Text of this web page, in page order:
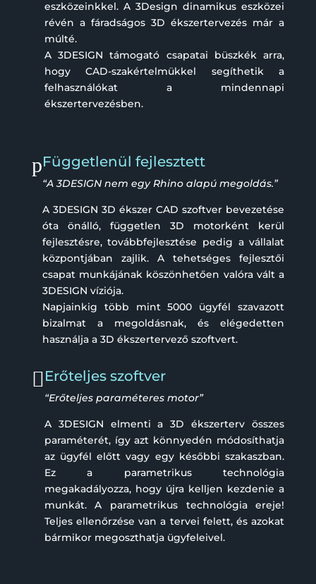
eszközeinkkel. A 3Design dinamikus eszközei
révén a fáradságos 3D ékszertervezés már a
múlté.
A 3DESIGN támogató csapatai büszkék arra,
hogy CAD-szakértelmükkel segíthetik a
felhasználókat a mindennapi
ékszertervezésben.
pFüggetlenül fejlesztett
“A 3DESIGN nem egy Rhino alapú megoldás.”
A 3DESIGN 3D ékszer CAD szoftver bevezetése
óta önálló, független 3D motorként kerül
fejlesztésre, továbbfejlesztése pedig a vállalat
központjában zajlik. A tehetséges fejlesztői
csapat munkájának köszönhetően valóra vált a
3DESIGN víziója.
Napjainkig több mint 5000 ügyfél szavazott
bizalmat a megoldásnak, és elégedetten
használja a 3D ékszertervező szoftvert.
Erőteljes szoftver
“Erőteljes paraméteres motor”
A 3DESIGN elmenti a 3D ékszerterv összes
paraméterét, így azt könnyedén módosíthatja
az ügyfél előtt vagy egy későbbi szakaszban.
Ez a parametrikus technológia
megakadályozza, hogy újra kelljen kezdenie a
munkát. A parametrikus technológia ereje!
Teljes ellenőrzése van a tervei felett, és azokat
bármikor megoszthatja ügyfeleivel.